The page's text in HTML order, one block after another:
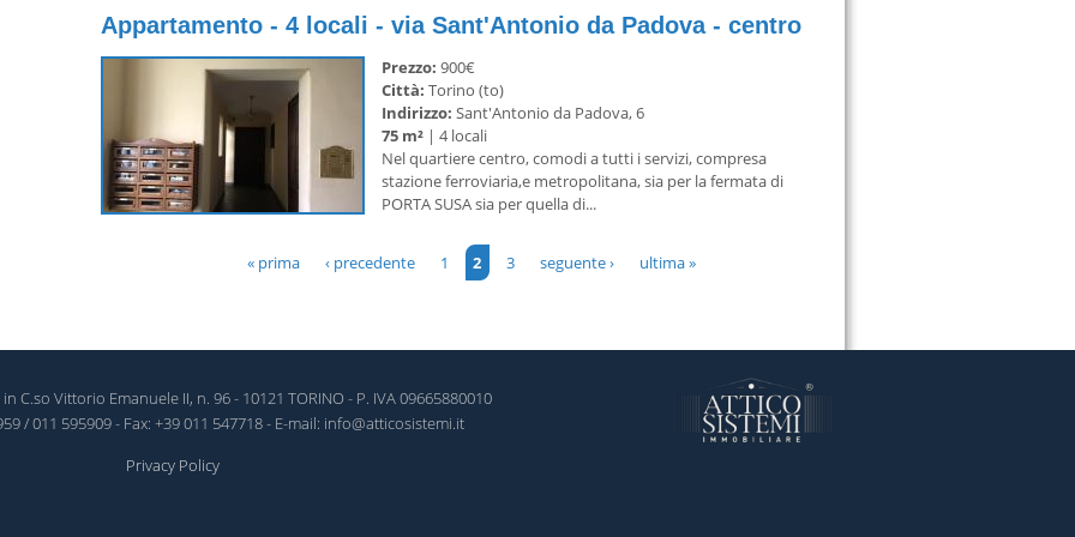
Appartamento - 4 locali - via Sant'Antonio da Padova - centro
Prezzo: 900€
Città: Torino (to)
Indirizzo: Sant'Antonio da Padova, 6
75 m² | 4 locali
Nel quartiere centro, comodi a tutti i servizi, compresa
stazione ferroviaria,e metropolitana, sia per la fermata di
PORTA SUSA sia per quella di...
« prima ‹ precedente 1 2 3 seguente › ultima »
in C.so Vittorio Emanuele II, n. 96 - 10121 TORINO - P. IVA 09665880010
/ 011 595909 - Fax: +39 011 547718 - E-mail: info@atticosistemi.it
Privacy Policy